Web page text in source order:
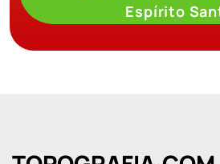
Espírito